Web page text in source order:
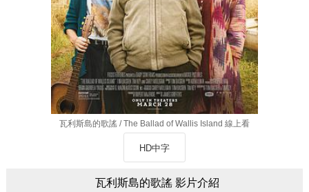
瓦利斯島的歌謠 / The Ballad of Wallis Island 線上看
HD中字
瓦利斯島的歌謠 影片介紹